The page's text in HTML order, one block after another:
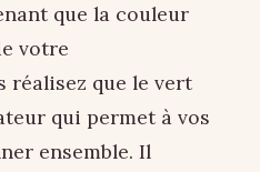
que la couleur
votre
réalisez que le vert
qui permet à vos
ensemble. Il